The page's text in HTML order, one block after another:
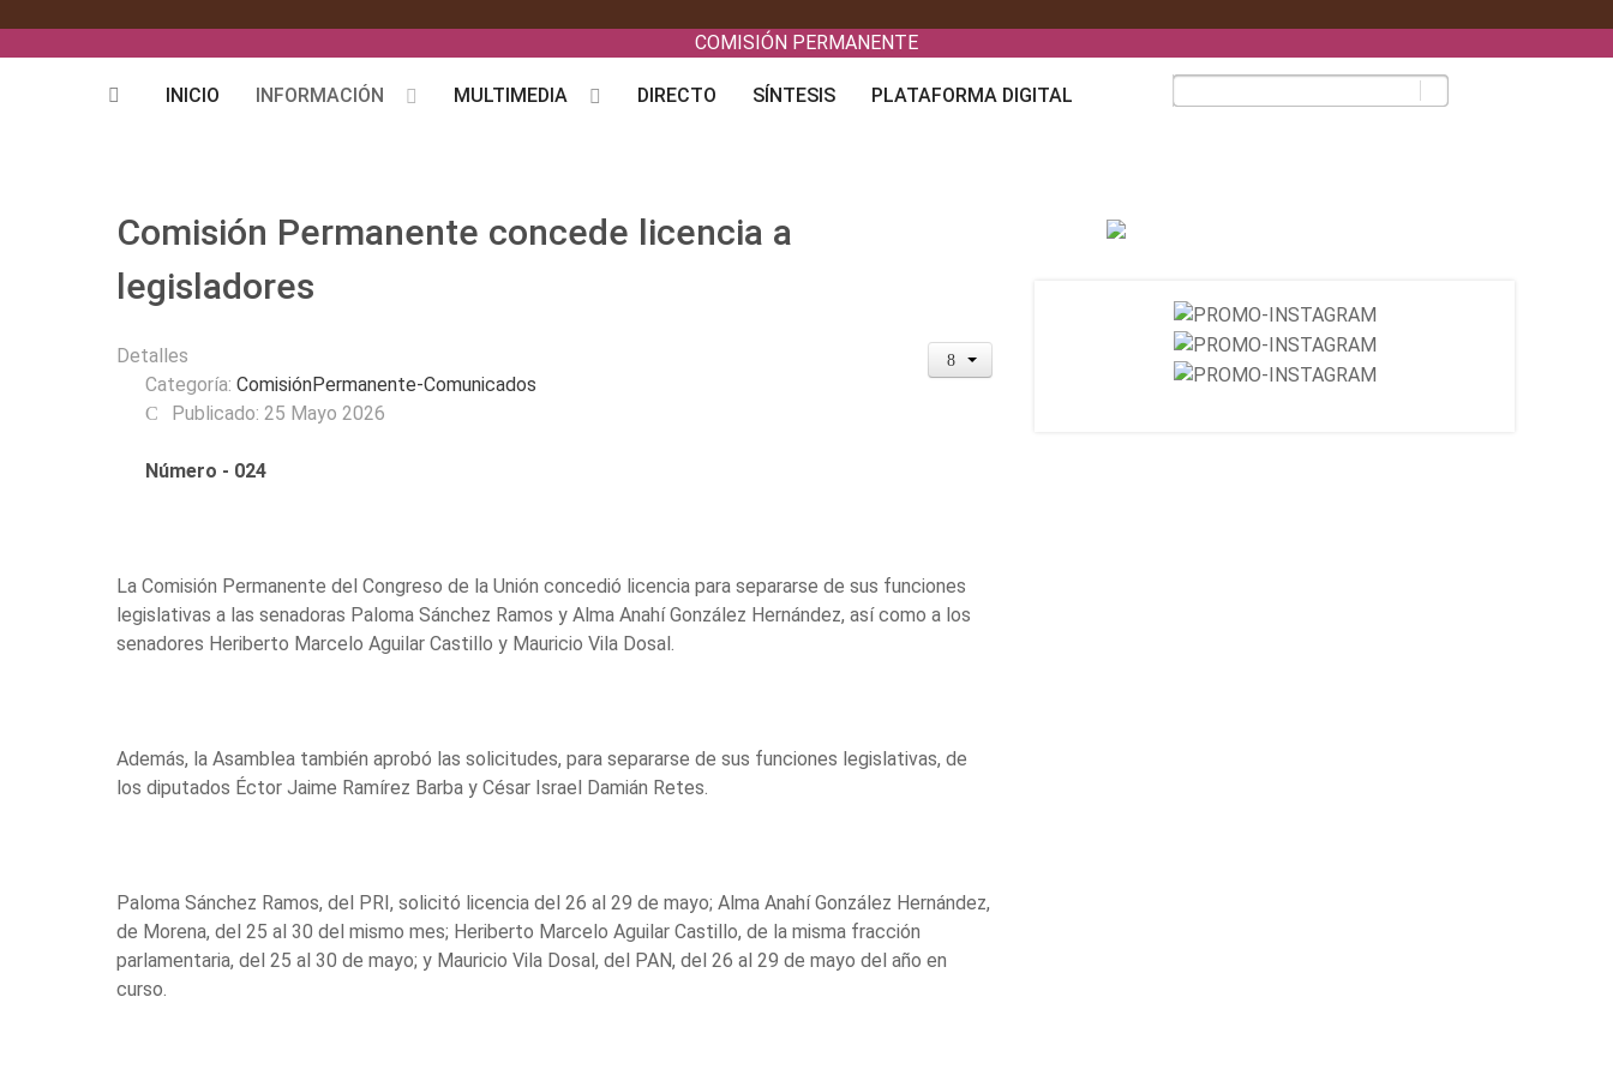
COMISIÓN PERMANENTE
INICIO INFORMACIÓN MULTIMEDIA DIRECTO SÍNTESIS PLATAFORMA DIGITAL
Comisión Permanente concede licencia a
legisladores
Detalles
Categoría: ComisiónPermanente-Comunicados
Publicado: 25 Mayo 2026
Número - 024
La Comisión Permanente del Congreso de la Unión concedió licencia para separarse de sus funciones
legislativas a las senadoras Paloma Sánchez Ramos y Alma Anahí González Hernández, así como a los
senadores Heriberto Marcelo Aguilar Castillo y Mauricio Vila Dosal.
Además, la Asamblea también aprobó las solicitudes, para separarse de sus funciones legislativas, de
los diputados Éctor Jaime Ramírez Barba y César Israel Damián Retes.
Paloma Sánchez Ramos, del PRI, solicitó licencia del 26 al 29 de mayo; Alma Anahí González Hernández,
de Morena, del 25 al 30 del mismo mes; Heriberto Marcelo Aguilar Castillo, de la misma fracción
parlamentaria, del 25 al 30 de mayo; y Mauricio Vila Dosal, del PAN, del 26 al 29 de mayo del año en
curso.